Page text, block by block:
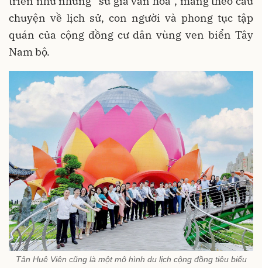
chuyện về lịch sử, con người và phong tục tập
quán của cộng đồng cư dân vùng ven biển Tây
Nam bộ.
Tân Huê Viên cũng là một mô hình du lịch cộng đồng tiêu biểu